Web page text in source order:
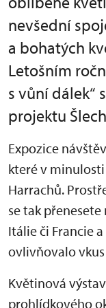
nevšední
a bohatých
Letošním
s vůní dálek“
projektu
Expozice
které v
Harrachů.
se tak
Itálie či Francie
ovlivňovalo
Květinová
prohlídkového